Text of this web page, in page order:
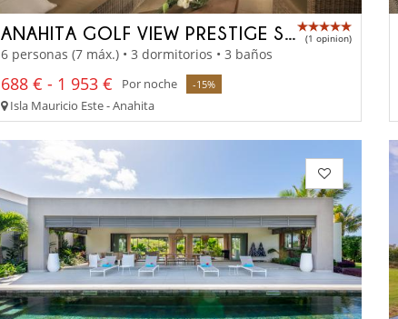
ANAHITA GOLF VIEW PRESTIGE SUITE (1 opinion)
6 personas (7 máx.) • 3 dormitorios • 3 baños
688 € - 1 953 € Por noche -15%
Isla Mauricio Este - Anahita